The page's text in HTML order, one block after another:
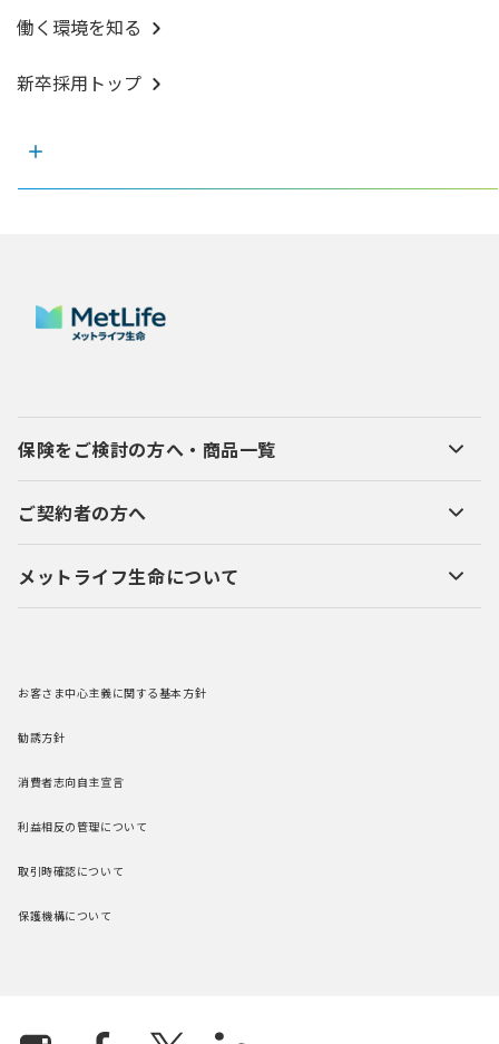
働く環境を知る
新卒採用トップ
保険をご検討の方へ・商品一覧
ご契約者の方へ
メットライフ生命について
お客さま中心主義に関する基本方針
勧誘方針
消費者志向自主宣言
利益相反の管理について
取引時確認について
保護機構について